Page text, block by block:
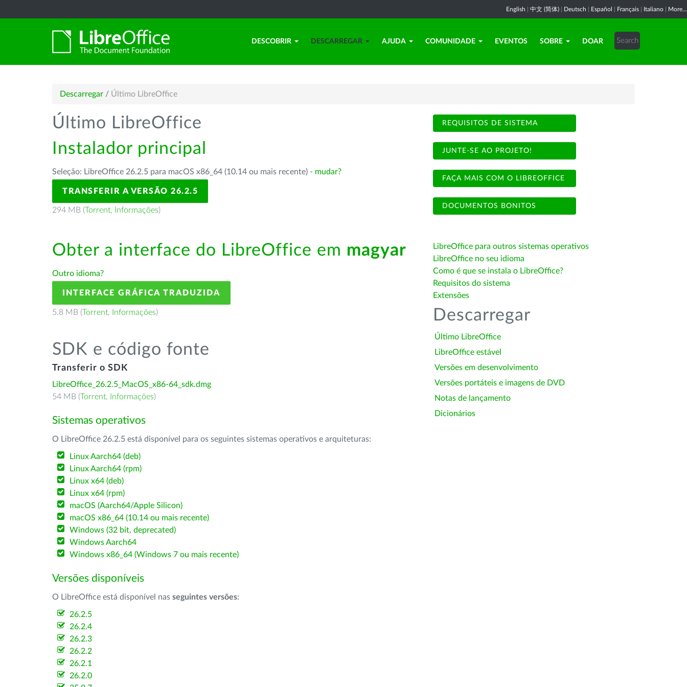
English 中文 (简体) Deutsch Español Français Italiano More...
DESCOBRIR DESCARREGAR AJUDA COMUNIDADE EVENTOS SOBRE DOAR
Descarregar / Último LibreOffice
Último LibreOffice
Instalador principal
Seleção: LibreOffice 26.2.5 para macOS x86_64 (10.14 ou mais recente) - mudar?
TRANSFERIR A VERSÃO 26.2.5
294 MB (Torrent, Informações)
Obter a interface do LibreOffice em magyar
Outro idioma?
INTERFACE GRÁFICA TRADUZIDA
5.8 MB (Torrent, Informações)
SDK e código fonte
Transferir o SDK
LibreOffice_26.2.5_MacOS_x86-64_sdk.dmg
54 MB (Torrent, Informações)
Sistemas operativos
O LibreOffice 26.2.5 está disponível para os seguintes sistemas operativos e arquiteturas:
Linux Aarch64 (deb)
Linux Aarch64 (rpm)
Linux x64 (deb)
Linux x64 (rpm)
macOS (Aarch64/Apple Silicon)
macOS x86_64 (10.14 ou mais recente)
Windows (32 bit, deprecated)
Windows Aarch64
Windows x86_64 (Windows 7 ou mais recente)
Versões disponíveis
O LibreOffice está disponível nas seguintes versões:
26.2.5
26.2.4
26.2.3
26.2.2
26.2.1
26.2.0
REQUISITOS DE SISTEMA
JUNTE-SE AO PROJETO!
FAÇA MAIS COM O LIBREOFFICE
DOCUMENTOS BONITOS
LibreOffice para outros sistemas operativos
LibreOffice no seu idioma
Como é que se instala o LibreOffice?
Requisitos do sistema
Extensões
Descarregar
Último LibreOffice
LibreOffice estável
Versões em desenvolvimento
Versões portáteis e imagens de DVD
Notas de lançamento
Dicionários